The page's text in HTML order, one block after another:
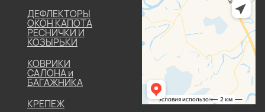
ДЕФЛЕКТОРЫ
ОКОН КАПОТА
РЕСНИЧКИ И
КОЗЫРЬКИ
КОВРИКИ
САЛОНА и
БАГАЖНИКА
КРЕПЕЖ